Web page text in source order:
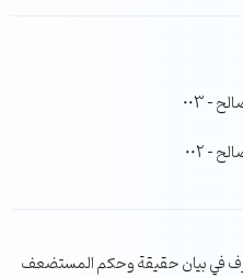
– 003
– 002
في بيان حقيقة وحكم المستضعف